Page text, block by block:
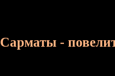
Сарматы -